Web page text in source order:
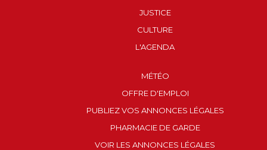
JUSTICE
CULTURE
L'AGENDA
MÉTÉO
OFFRE D'EMPLOI
PUBLIEZ VOS ANNONCES LÉGALES
PHARMACIE DE GARDE
VOIR LES ANNONCES LÉGALES